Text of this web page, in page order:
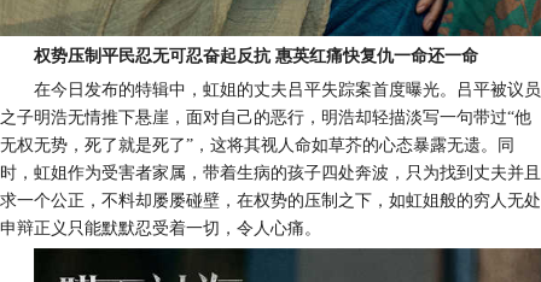
权势压制平民忍无可忍奋起反抗 惠英红痛快复仇一命还一命
在今日发布的特辑中，虹姐 的丈夫吕平失踪案首度曝光。吕平被议员
之子明浩无情推下悬崖， 面对自己的恶行， 明浩却轻描淡写一句带过“他
无权无势，死了就是死了”，这将其视人命如草芥的心态暴露无遗。
同
时，虹姐 作为受害者家属，带着生病的孩子四处奔波，只为找到丈夫并且
求一个公正，不料却屡屡碰壁， 在权势的压制之下 ， 如虹姐般的穷人无处
申辩正义 只能默默忍受着一切，令人心痛。